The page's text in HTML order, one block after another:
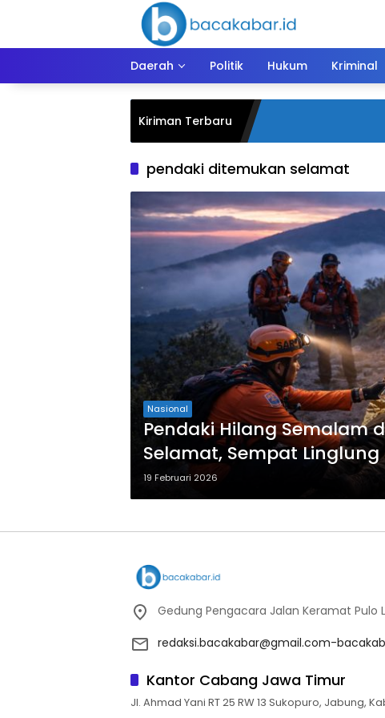
Daerah Politik Hukum Kriminal
Kiriman Terbaru
pendaki ditemukan selamat
Nasional
Pendaki Hilang Semalam
Selamat, Sempat Linglung
19 Februari 2026
Gedung Pengacara Jalan Keramat Pulo
redaksi.bacakabar@gmail.com-
Kantor Cabang Jawa Timur
Jl. Ahmad Yani RT 25 RW 13 Sukopuro, Jabung,